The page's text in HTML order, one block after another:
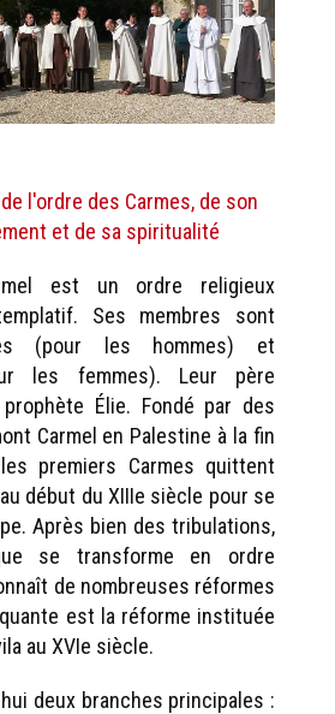
l'ordre des Carmes, de son
et de sa spiritualité
est un ordre religieux
Ses membres sont
(pour les hommes) et
les femmes). Leur père
Élie. Fondé par des
Carmel en Palestine à la fin
premiers Carmes quittent
début du XIIIe siècle pour se
Après bien des tribulations,
se transforme en ordre
de nombreuses réformes
est la réforme instituée
au XVIe siècle.
deux branches principales :